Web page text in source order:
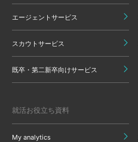
エージェントサービス
スカウトサービス
既卒・第二新卒向けサービス
就活お役立ち資料
My analytics